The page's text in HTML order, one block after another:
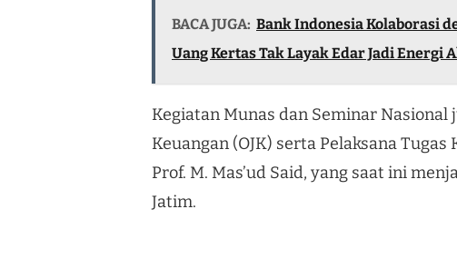
BACA JUGA: Bank Indonesia Kolaborasi
Uang Kertas Tak Layak Edar Jadi Energi
Kegiatan Munas dan Seminar
Keuangan (OJK) serta Pelaksana
Prof. M. Mas’ud Said, yang saat ini
Jatim.